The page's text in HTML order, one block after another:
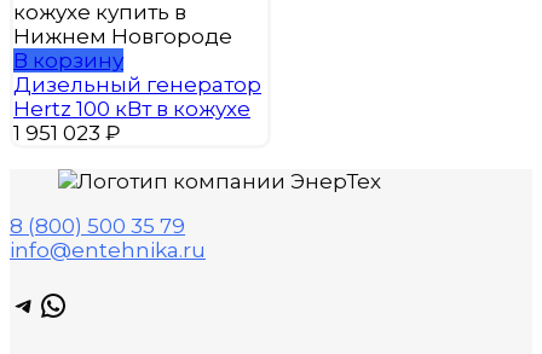
В корзину
Дизельный генератор
Hertz 100 кВт в кожухе
1 951 023 ₽
8 (800) 500 35 79
info@entehnika.ru
Telegram
WhatsApp